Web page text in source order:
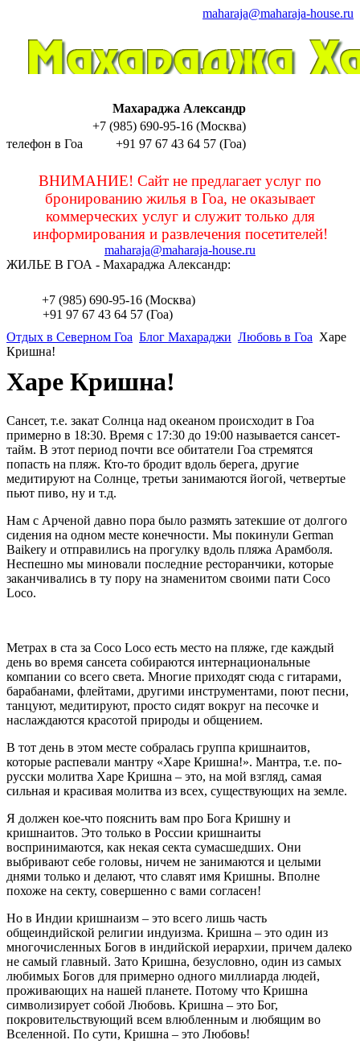
maharaja@maharaja-house.ru
Махараджа Александр
+7 (985) 690-95-16 (Москва)
телефон в Гоа
+91 97 67 43 64 57 (Гоа)
ВНИМАНИЕ! Сайт не предлагает услуг по
бронированию жилья в Гоа, не оказывает
коммерческих услуг и служит только для
информирования и развлечения посетителей!
maharaja@maharaja-house.ru
ЖИЛЬЕ В ГОА - Махараджа Александр:
+7 (985) 690-95-16 (Москва)
+91 97 67 43 64 57 (Гоа)
Отдых в Северном Гоа Блог Махараджи Любовь в Гоа Харе
Кришна!
Харе Кришна!
Сансет, т.е. закат Солнца над океаном происходит в Гоа
примерно в 18:30. Время с 17:30 до 19:00 называется сансет-
тайм. В этот период почти все обитатели Гоа стремятся
попасть на пляж. Кто-то бродит вдоль берега, другие
медитируют на Солнце, третьи занимаются йогой, четвертые
пьют пиво, ну и т.д.
Нам с Арченой давно пора было размять затекшие от долгого
сидения на одном месте конечности. Мы покинули German
Baikery и отправились на прогулку вдоль пляжа Арамболя.
Неспешно мы миновали последние ресторанчики, которые
заканчивались в ту пору на знаменитом своими пати Coco
Loсo.
Метрах в ста за Coco Loсo есть место на пляже, где каждый
день во время сансета собираются интернациональные
компании со всего света. Многие приходят сюда с гитарами,
барабанами, флейтами, другими инструментами, поют песни,
танцуют, медитируют, просто сидят вокруг на песочке и
наслаждаются красотой природы и общением.
В тот день в этом месте собралась группа кришнаитов,
которые распевали мантру «Харе Кришна!». Мантра, т.е. по-
русски молитва Харе Кришна – это, на мой взгляд, самая
сильная и красивая молитва из всех, существующих на земле.
Я должен кое-что пояснить вам про Бога Кришну и
кришнаитов. Это только в России кришнаиты
воспринимаются, как некая секта сумасшедших. Они
выбривают себе головы, ничем не занимаются и целыми
днями только и делают, что славят имя Кришны. Вполне
похоже на секту, совершенно с вами согласен!
Но в Индии кришнаизм – это всего лишь часть
общеиндийской религии индуизма. Кришна – это один из
многочисленных Богов в индийской иерархии, причем далеко
не самый главный. Зато Кришна, безусловно, один из самых
любимых Богов для примерно одного миллиарда людей,
проживающих на нашей планете. Потому что Кришна
символизирует собой Любовь. Кришна – это Бог,
покровительствующий всем влюбленным и любящим во
Вселенной. По сути, Кришна – это Любовь!